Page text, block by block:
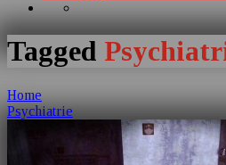
Tagged
Home
Psychiatrie